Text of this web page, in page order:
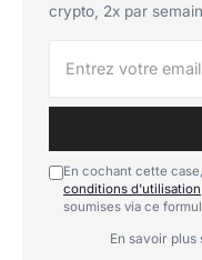
crypto, 2x par
En cochant cette
conditions d'utilisation
soumises via ce
En savoir